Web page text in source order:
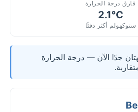
فارق درجة الحرارة
2.1°C
ستوكهولم أكثر دفئًا
جدًا الآن — درجة الحرارة